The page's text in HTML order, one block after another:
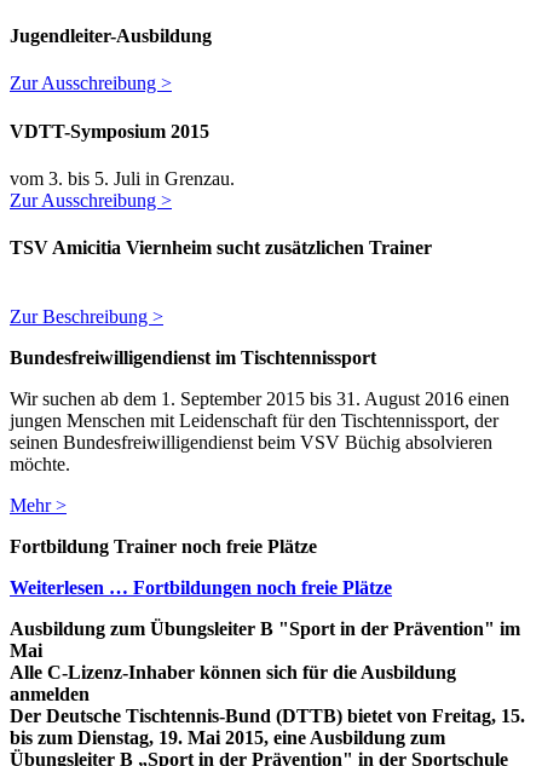
Jugendleiter-Ausbildung
Zur Ausschreibung >
VDTT-Symposium 2015
vom 3. bis 5. Juli in Grenzau.
Zur Ausschreibung >
TSV Amicitia Viernheim sucht zusätzlichen Trainer
Zur Beschreibung >
Bundesfreiwilligendienst im Tischtennissport
Wir suchen ab dem 1. September 2015 bis 31. August 2016 einen
jungen Menschen mit Leidenschaft für den Tischtennissport, der
seinen Bundesfreiwilligendienst beim VSV Büchig absolvieren
möchte.
Mehr >
Fortbildung Trainer noch freie Plätze
Weiterlesen … Fortbildungen noch freie Plätze
Ausbildung zum Übungsleiter B "Sport in der Prävention" im
Mai
Alle C-Lizenz-Inhaber können sich für die Ausbildung
anmelden
Der Deutsche Tischtennis-Bund (DTTB) bietet von Freitag, 15.
bis zum Dienstag, 19. Mai 2015, eine Ausbildung zum
Übungsleiter B „Sport in der Prävention" in der Sportschule